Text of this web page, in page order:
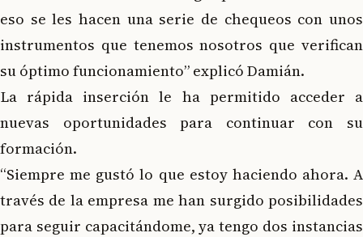
eso se les hacen una serie de chequeos con unos
instrumentos que tenemos nosotros que verifican
su óptimo funcionamiento” explicó Damián.
La rápida inserción le ha permitido acceder a
nuevas oportunidades para continuar con su
formación.
“Siempre me gustó lo que estoy haciendo ahora. A
través de la empresa me han surgido posibilidades
para seguir capacitándome, ya tengo dos instancias